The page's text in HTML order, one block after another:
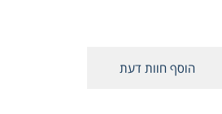
הוסף חוות דעת